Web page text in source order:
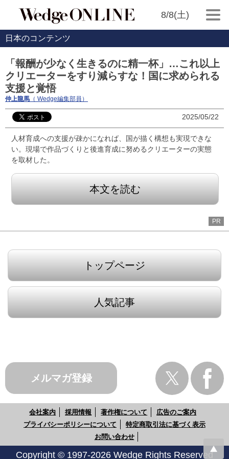
8/8(土)
日本のコンテンツ
「報酬が少なく生きるのに精一杯」…これ以上
クリエーターをすり減らすな！国に求められる
支援と覚悟
仲上龍馬 （ Wedge編集部員）
2025/05/22
人材育成への支援が疎かになれば、国が描く構想も実現できな
い。現場で作品づくりと後進育成に努めるクリエーターの実態
を取材した。
本文を読む
PR
トップページ
人気記事
メルマガ登録
会社案内 採用情報 著作権について
広告のご案内
プライバシーポリシーについて
特定商取引法に基づく表示
お問い合わせ
Copyright © 1997-2026 Wedge Rights Reserved